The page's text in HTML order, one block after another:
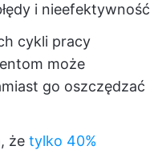
i nieefektywność
cykli pracy
może
go oszczędzać
że tylko 40%